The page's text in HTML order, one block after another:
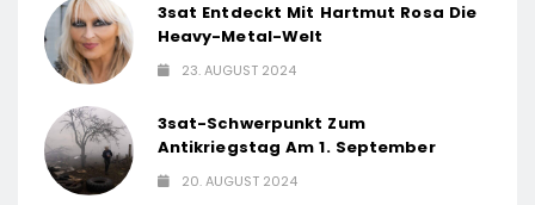
3sat Entdeckt Mit Hartmut Rosa Die
Heavy-Metal-Welt
23. AUGUST 2024
3sat-Schwerpunkt Zum
Antikriegstag Am 1. September
20. AUGUST 2024